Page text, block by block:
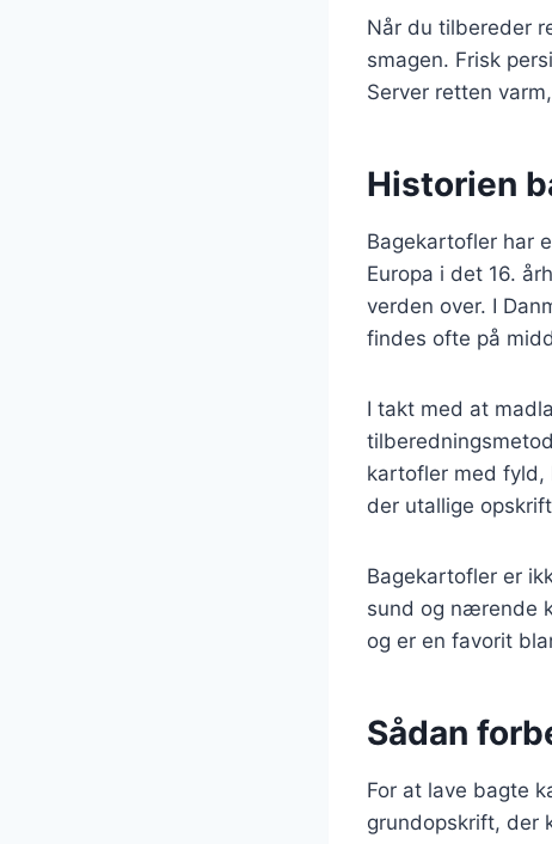
Når du tilbereder
smagen. Frisk
Server retten
Historien
Bagekartofler har
Europa i det 16.
verden over. I
findes ofte på
I takt med at
kartofler med fyld,
der utallige
Bagekartofler er
sund og nærende
og er en favorit
Sådan
For at lave bagte
grundopskrift, der